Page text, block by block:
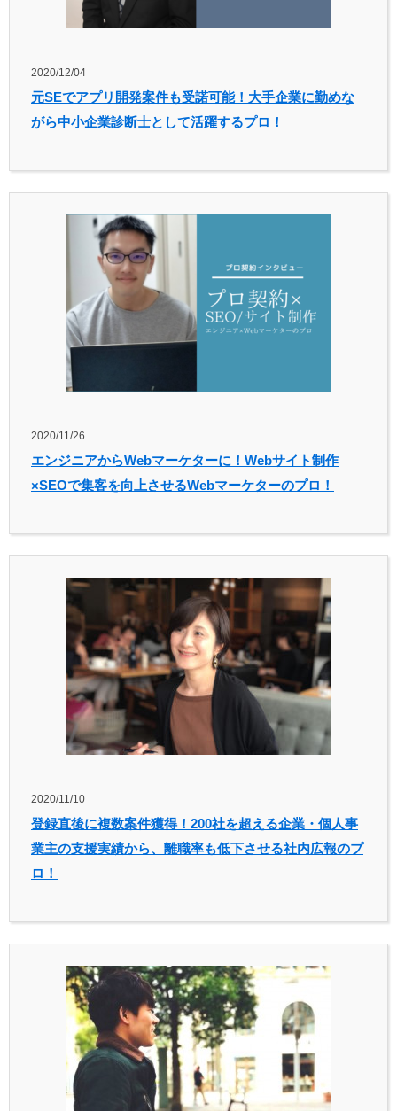
2020/12/04
元SEでアプリ開発案件も受諾可能！大手企業に勤めな
がら中小企業診断士として活躍するプロ！
2020/11/26
エンジニアからWebマーケターに！Webサイト制作
×SEOで集客を向上させるWebマーケターのプロ！
2020/11/10
登録直後に複数案件獲得！200社を超える企業・個人事
業主の支援実績から、離職率も低下させる社内広報のプ
ロ！